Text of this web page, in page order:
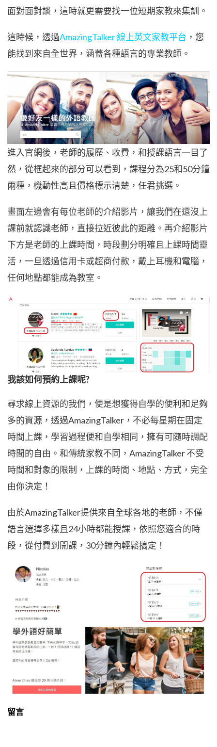
面對面對談，這時就更需要找一位短期家教來集訓。
這時候，透過AmazingTalker 線上英文家教平台 ，您
能找到來自全世界，涵蓋各種語言的專業教師。
進入官網後，老師的履歷、收費，和授課語言一目了
然，從框起來的部分可以看到，課程分為25和50分鐘
兩種，機動性高且價格標示清楚，任君挑選。
畫面左邊會有每位老師的介紹影片，讓我們在還沒上
課前就認識老師，直接拉近彼此的距離。再介紹影片
下方是老師的上課時間，時段劃分明確且上課時間靈
活，一旦透過信用卡或超商付款，戴上耳機和電腦，
任何地點都能成為教室。
我該如何預約上課呢?
尋求線上資源的我們，便是想獲得自學的便利和足夠
多的資源，透過AmazingTalker ，不必每星期在固定
時間上課，學習過程便和自學相同，擁有可隨時調配
時間的自由。和傳統家教不同， AmazingTalker不受
時間和對象的限制，上課的時間、地點、方式，完全
由你決定！
由於AmazingTalker提供來自全球各地的老師，不僅
語言選擇多樣且24小時都能授課，依照您適合的時
段，從付費到開課，30分鐘內輕鬆搞定！
留言